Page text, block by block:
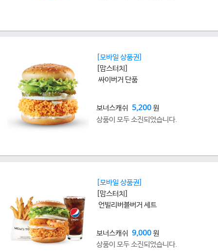
[모바일 상품권]
[맘스터치]
싸이버거 단품
보너스캐쉬 5,200원
상품이 모두 소진되었습니다.
[모바일 상품권]
[맘스터치]
언빌리버블버거 세트
보너스캐쉬 9,000원
상품이 모두 소진되었습니다.